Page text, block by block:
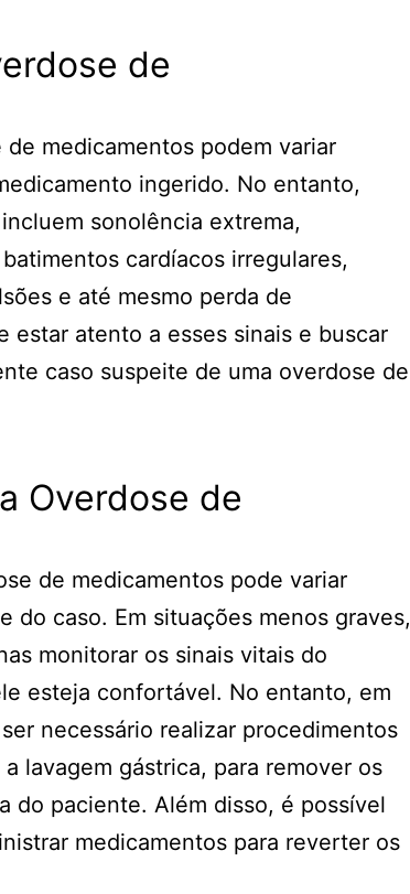
de
medicamentos podem variar
ingerido. No entanto,
sonolência extrema,
cardíacos irregulares,
e até mesmo perda de
estar atento a esses sinais e buscar
caso suspeite de uma overdose de
Overdose de
de medicamentos pode variar
do caso. Em situações menos graves,
monitorar os sinais vitais do
esteja confortável. No entanto, em
necessário realizar procedimentos
lavagem gástrica, para remover os
do paciente. Além disso, é possível
medicamentos para reverter os